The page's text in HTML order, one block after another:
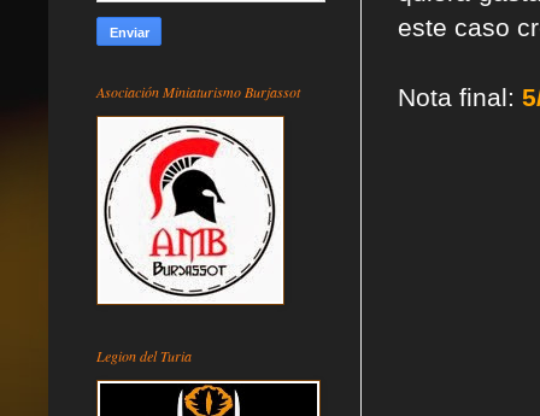
este caso
Nota final:
Asociación Miniaturismo Burjassot
Legion del Turia